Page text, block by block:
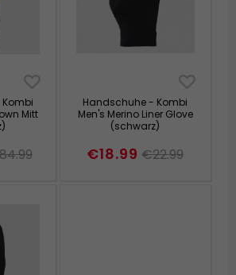
Mitt
Handschuhe - Kombi
Men's Merino Liner Glove
(schwarz)
€18.99 €22.99